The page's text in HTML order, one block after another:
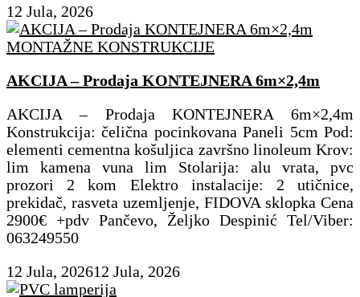
12 Jula, 2026
MONTAŽNE KONSTRUKCIJE
AKCIJA – Prodaja KONTEJNERA 6m×2,4m
AKCIJA – Prodaja KONTEJNERA 6m×2,4m
Konstrukcija: čelična pocinkovana Paneli 5cm Pod:
elementi cementna košuljica završno linoleum Krov:
lim kamena vuna lim Stolarija: alu vrata, pvc
prozori 2 kom Elektro instalacije: 2 utičnice,
prekidač, rasveta uzemljenje, FIDOVA sklopka Cena
2900€ +pdv Pančevo, Željko Despinić Tel/Viber:
063249550
12 Jula, 202612 Jula, 2026